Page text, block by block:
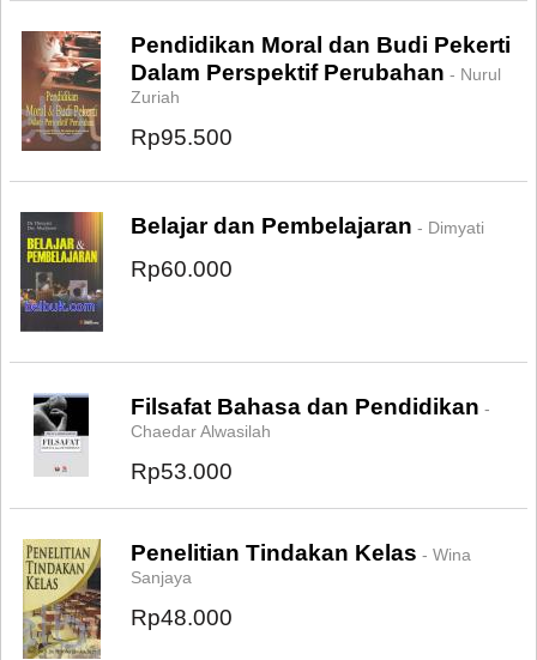
Pendidikan Moral dan Budi Pekerti
Dalam Perspektif Perubahan - Nurul
Zuriah
Rp95.500
Belajar dan Pembelajaran - Dimyati
Rp60.000
Filsafat Bahasa dan Pendidikan -
Chaedar Alwasilah
Rp53.000
Penelitian Tindakan Kelas - Wina
Sanjaya
Rp48.000